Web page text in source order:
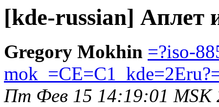
[kde-russian] Аплет
Gregory Mokhin =?iso-
Пт Фев 15 14:19:01 MSK